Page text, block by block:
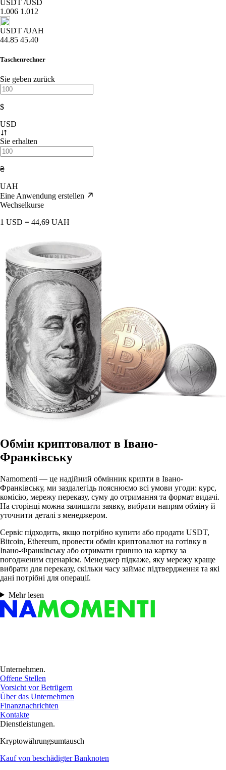
USDT /USD
1.006 1.012
USDT /UAH
44.85 45.40
Taschenrechner
Sie geben zurück
$
USD
Sie erhalten
₴
UAH
Eine Anwendung erstellen
Wechselkurse
1 USD = 44,69 UAH
Обмін криптовалют в Івано-
Франківську
Namomenti — це надійний обмінник крипти в Івано-
Франківську, ми заздалегідь пояснюємо всі умови угоди: курс,
комісію, мережу переказу, суму до отримання та формат видачі.
На сторінці можна залишити заявку, вибрати напрям обміну й
уточнити деталі з менеджером.
Сервіс підходить, якщо потрібно купити або продати USDT,
Bitcoin, Ethereum, провести обмін криптовалют на готівку в
Івано-Франківську або отримати гривню на картку за
погодженим сценарієм. Менеджер підкаже, яку мережу краще
вибрати для переказу, скільки часу займає підтвердження та які
дані потрібні для операції.
Mehr lesen
Unternehmen.
Offene Stellen
Vorsicht vor Betrügern
Über das Unternehmen
Finanznachrichten
Kontakte
Dienstleistungen.
Kryptowährungsumtausch
Kauf von beschädigter Banknoten